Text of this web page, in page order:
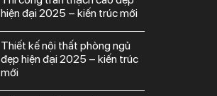
hiện đại 2025 – kiến trúc mới
thiết kế nội thất phòng ngủ
đẹp hiện đại 2025 – kiến trúc
mới